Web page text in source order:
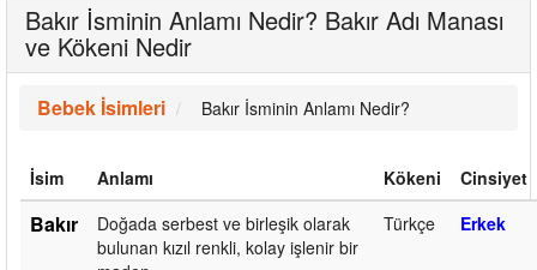
Bakır İsminin Anlamı Nedir? Bakır Adı Manası
ve Kökeni Nedir
Bebek İsimleri Bakır İsminin Anlamı Nedir?
İsim Anlamı Kökeni Cinsiyet
Bakır
Doğada serbest ve birleşik olarak
bulunan kızıl renkli, kolay işlenir bir
Türkçe Erkek